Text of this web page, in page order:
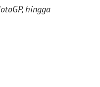
hingga